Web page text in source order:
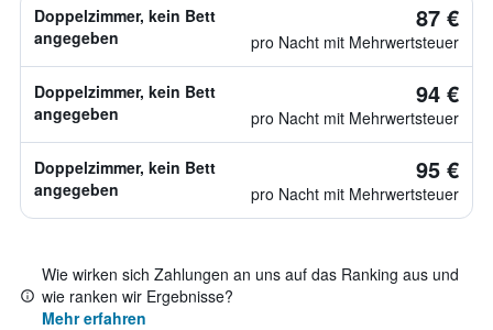
Doppelzimmer, kein Bett
angegeben
87 €
pro Nacht mit Mehrwertsteuer
Doppelzimmer, kein Bett
angegeben
94 €
pro Nacht mit Mehrwertsteuer
Doppelzimmer, kein Bett
angegeben
95 €
pro Nacht mit Mehrwertsteuer
Wie wirken sich Zahlungen an uns auf das Ranking aus und
wie ranken wir Ergebnisse?
Mehr erfahren